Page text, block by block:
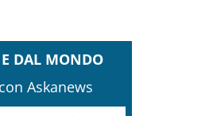
DAL MONDO
Askanews